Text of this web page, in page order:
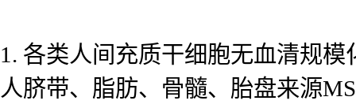
1. 各类人间充质干细胞无血清规模
人脐带、脂肪、骨髓、胎盘来源